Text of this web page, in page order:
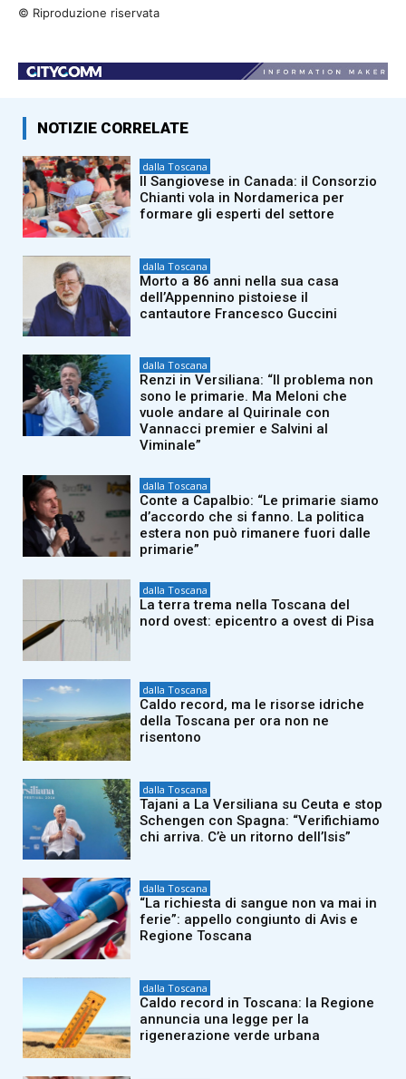
© Riproduzione riservata
NOTIZIE CORRELATE
dalla Toscana
Il Sangiovese in Canada: il Consorzio
Chianti vola in Nordamerica per
formare gli esperti del settore
dalla Toscana
Morto a 86 anni nella sua casa
dell’Appennino pistoiese il
cantautore Francesco Guccini
dalla Toscana
Renzi in Versiliana: “Il problema non
sono le primarie. Ma Meloni che
vuole andare al Quirinale con
Vannacci premier e Salvini al
Viminale”
dalla Toscana
Conte a Capalbio: “Le primarie siamo
d’accordo che si fanno. La politica
estera non può rimanere fuori dalle
primarie”
dalla Toscana
La terra trema nella Toscana del
nord ovest: epicentro a ovest di Pisa
dalla Toscana
Caldo record, ma le risorse idriche
della Toscana per ora non ne
risentono
dalla Toscana
Tajani a La Versiliana su Ceuta e stop
Schengen con Spagna: “Verifichiamo
chi arriva. C’è un ritorno dell’Isis”
dalla Toscana
“La richiesta di sangue non va mai in
ferie”: appello congiunto di Avis e
Regione Toscana
dalla Toscana
Caldo record in Toscana: la Regione
annuncia una legge per la
rigenerazione verde urbana